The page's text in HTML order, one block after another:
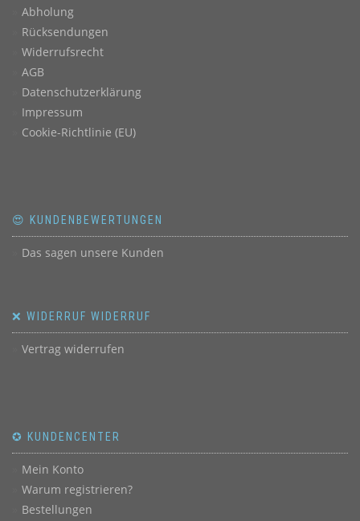
Abholung
Rücksendungen
Widerrufsrecht
AGB
Datenschutzerklärung
Impressum
Cookie-Richtlinie (EU)
😍 KUNDENBEWERTUNGEN
Das sagen unsere Kunden
❌ WIDERRUF WIDERRUF
Vertrag widerrufen
✪ KUNDENCENTER
Mein Konto
Warum registrieren?
Bestellungen